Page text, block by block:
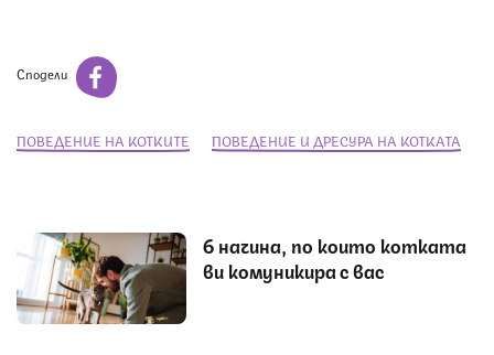
Сподели
ПОВЕДЕНИЕ НА КОТКИТЕ ПОВЕДЕНИЕ И ДРЕСУРА НА КОТКАТА
6 начина, по които котката
ви комуникира с вас